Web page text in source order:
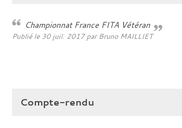
Championnat France FITA Vétéran
Publié le 30 juil. 2017par Bruno MAILLIET
Compte-rendu